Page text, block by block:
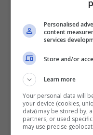
Incidente, immagine di
Personalised
content
services
Store and/or
Learn more
Your personal data will
your device (cookies,
data) may be stored by,
partners, or used
may use precise